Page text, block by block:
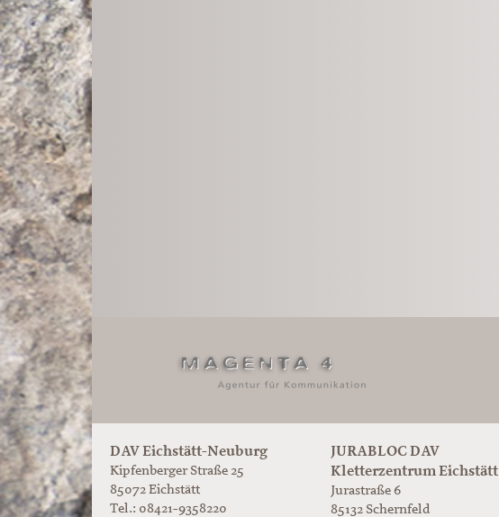
DAV Eichstätt-Neuburg
Kipfenberger Straße 25
85072 Eichstätt
Tel.: 08421-9358220
JURABLOC DAV
Kletterzentrum Eichstätt
Jurastraße 6
85132 Schernfeld